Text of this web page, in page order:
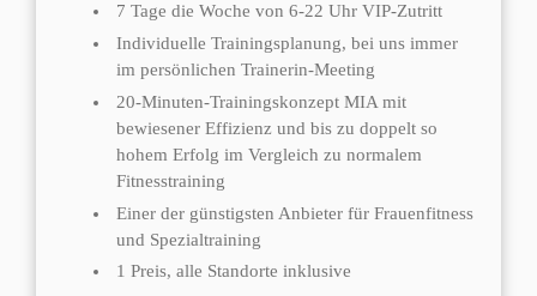
7 Tage die Woche von 6-22 Uhr VIP-Zutritt
Individuelle Trainingsplanung, bei uns immer
im persönlichen Trainerin-Meeting
20-Minuten-Trainingskonzept MIA mit
bewiesener Effizienz und bis zu doppelt so
hohem Erfolg im Vergleich zu normalem
Fitnesstraining
Einer der günstigsten Anbieter für Frauenfitness
und Spezialtraining
1 Preis, alle Standorte inklusive